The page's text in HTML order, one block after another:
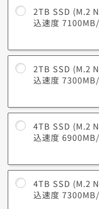
ドスパ
分割手数料が
動画編
イルあ
たり）
短編動画の編
中編動画の編
アニメーショ
上
2TB SSD (M.2
込速度
2TB SSD (M.2
込速度
4TB SSD (M.2
込速度
4TB SSD (M.2
込速度
ストレージのカス
です
データ紛失、他
うっかりミスや
と。データ復旧
円からデータを